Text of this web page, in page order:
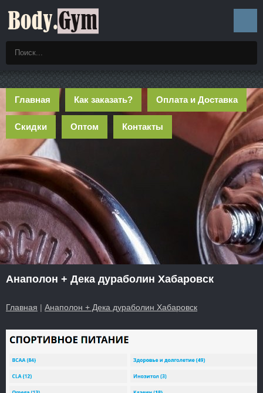
Главная Как заказать? Оплата и Доставка
Скидки Оптом Контакты
Анаполон + Дека дураболин Хабаровск
Главная | Анаполон + Дека дураболин Хабаровск